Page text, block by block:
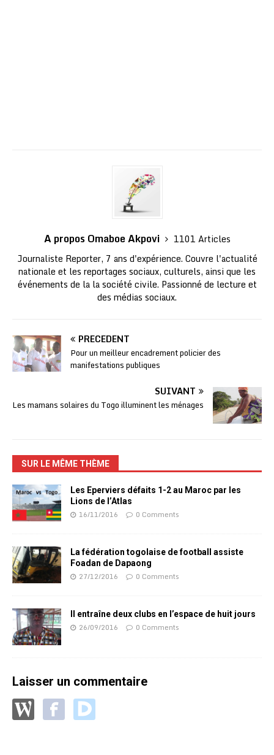
A propos Omaboe Akpovi
1101 Articles
Journaliste Reporter, 7 ans d'expérience. Couvre l'actualité
nationale et les reportages sociaux, culturels, ainsi que les
événements de la la société civile. Passionné de lecture et
des médias sociaux.
PRÉCÉDENT
Pour un meilleur encadrement policier des
manifestations publiques
SUIVANT
Les mamans solaires du Togo illuminent les ménages
SUR LE MÊME THÈME
Les Eperviers défaits 1-2 au Maroc par les
Lions de l’Atlas
16/11/2016 0 Comments
La fédération togolaise de football assiste
Foadan de Dapaong
27/12/2016 0 Comments
Il entraîne deux clubs en l’espace de huit jours
26/09/2016 0 Comments
Laisser un commentaire